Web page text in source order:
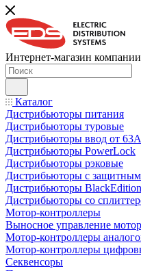
Интернет-магазин
Каталог
Дистрибьюторы питания
Дистрибьюторы туровые
Дистрибьюторы ввод от 63A
Дистрибьюторы PowerLock
Дистрибьюторы рэковые
Дистрибьюторы с защитным
Дистрибьюторы BlackEdition
Дистрибьюторы со
Мотор-контроллеры
Выносное управление
Мотор-контроллеры
Мотор-контроллеры
Секвенсоры